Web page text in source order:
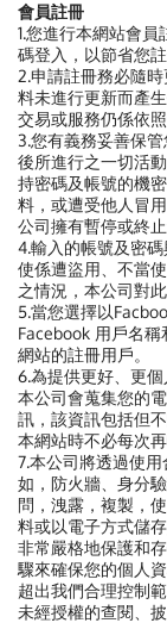
會員註冊
1.您進行本網站會
碼登入，以節省您
2.申請註冊務必隨
料未進行更新而產
交易或服務仍係依
3.您有義務妥善保
後所進行之一切活
持密碼及帳號的機
料，或遭受他人冒
公司擁有暫停或終
4.輸入的帳號及密
使係遭盜用、不當
之情況，本公司對
5.當您選擇以
Facebook 用戶名
網站的註冊用戶。
6.為提供更好、更
本公司會蒐集您的
訊，該資訊包括但
本網站時不必每次再
7.本公司將透過使
如，防火牆、身分
問，洩露，複製，
料或以電子方式儲
非常嚴格地保護和
驟來確保您的個人
超出我們合理控制
未經授權的查閱、